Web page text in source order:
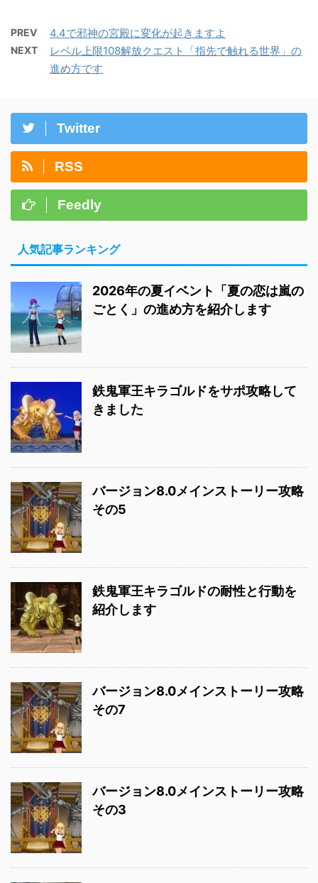
PREV 4.4で邪神の宮殿に変化が起きますよ
NEXT
レベル上限108解放クエスト「指先で触れる世界」の
進め方です
Twitter
RSS
Feedly
人気記事ランキング
2026年の夏イベント「夏の恋は嵐の
ごとく」の進め方を紹介します
鉄鬼軍王キラゴルドをサポ攻略して
きました
バージョン8.0メインストーリー攻略
その5
鉄鬼軍王キラゴルドの耐性と行動を
紹介します
バージョン8.0メインストーリー攻略
その7
バージョン8.0メインストーリー攻略
その3